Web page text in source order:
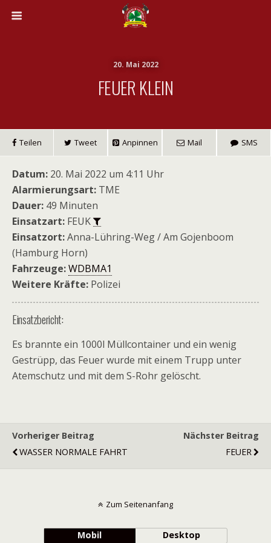
20. Mai 2022
FEUER KLEIN
Teilen Tweet Anpinnen Mail SMS
Datum: 20. Mai 2022 um 4:11 Uhr
Alarmierungsart: TME
Dauer: 49 Minuten
Einsatzart: FEUK
Einsatzort:Anna-Lühring-Weg / Am Gojenboom
(Hamburg Horn)
Fahrzeuge:WDBMA1
Weitere Kräfte: Polizei
Einsatzbericht:
Es brannte ein 1000l Müllcontainer und ein wenig
Gestrüpp, das Feuer wurde mit einem Trupp unter
Atemschutz und mit dem S-Rohr gelöscht.
Vorheriger Beitrag
WASSER NORMALE FAHRT
Nächster Beitrag
FEUER
Zum Seitenanfang
Mobil Desktop